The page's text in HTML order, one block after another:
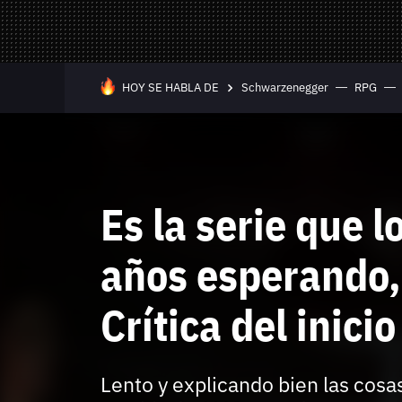
HOY SE HABLA DE Schwarzenegger RPG
Es la serie que
años
Crítica del inicio
Lento y explicando bien las
Selección
Trivia
Juegos Online
Mandos y
Todo hardware
Whatsapp Instagram
Facebook
TwitterYouTube
RSS Discord